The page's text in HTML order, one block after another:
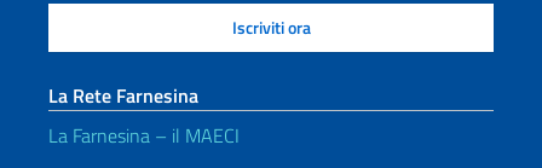
La Rete Farnesina
La Farnesina – il MAECI